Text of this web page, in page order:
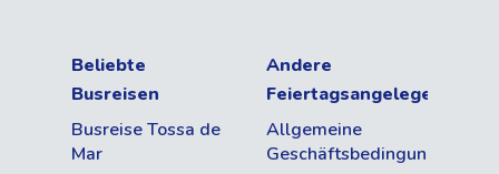
Beliebte
Busreisen
Busreise Tossa de
Mar
Andere
Feiertagsangelegenheiten
Allgemeine
Geschäftsbedingungen